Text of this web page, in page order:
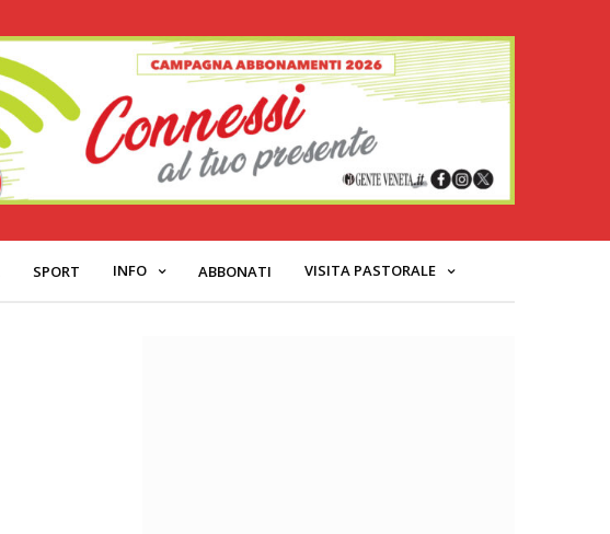
SPORT INFO ABBONATI VISITA PASTORALE